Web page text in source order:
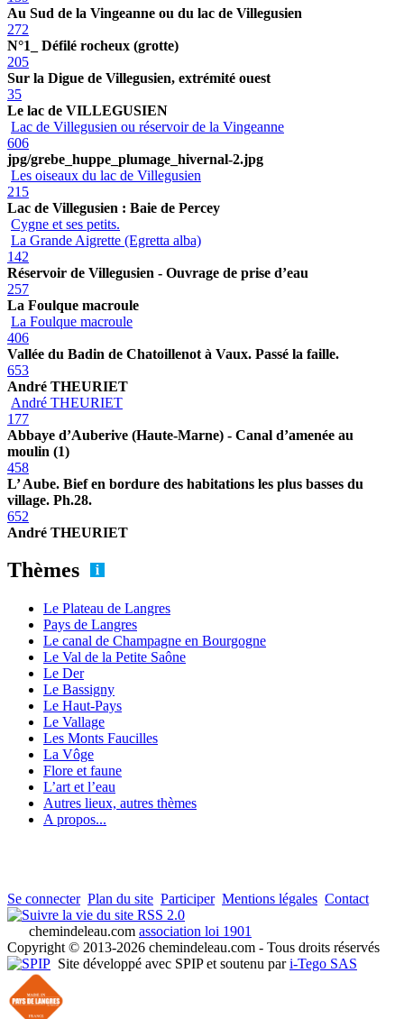
Au Sud de la Vingeanne ou du lac de Villegusien
272
N°1_ Défilé rocheux (grotte)
205
Sur la Digue de Villegusien, extrémité ouest
35
Le lac de VILLEGUSIEN
Lac de Villegusien ou réservoir de la Vingeanne
606
jpg/grebe_huppe_plumage_hivernal-2.jpg
Les oiseaux du lac de Villegusien
215
Lac de Villegusien : Baie de Percey
Cygne et ses petits.
La Grande Aigrette (Egretta alba)
142
Réservoir de Villegusien - Ouvrage de prise d’eau
257
La Foulque macroule
La Foulque macroule
406
Vallée du Badin de Chatoillenot à Vaux. Passé la faille.
653
André THEURIET
André THEURIET
177
Abbaye d’Auberive (Haute-Marne) - Canal d’amenée au
moulin (1)
458
L’ Aube. Bief en bordure des habitations les plus basses du
village. Ph.28.
652
André THEURIET
Thèmes
Le Plateau de Langres
Pays de Langres
Le canal de Champagne en Bourgogne
Le Val de la Petite Saône
Le Der
Le Bassigny
Le Haut-Pays
Le Vallage
Les Monts Faucilles
La Vôge
Flore et faune
L’art et l’eau
Autres lieux, autres thèmes
A propos...
Se connecter Plan du site Participer Mentions légales Contact
RSS 2.0
chemindeleau.com association loi 1901
Copyright © 2013-2026 chemindeleau.com - Tous droits réservés
Site développé avec SPIP et soutenu pari-Tego SAS